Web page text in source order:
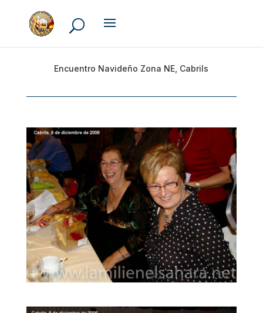
Encuentro Navideño Zona NE, Cabrils